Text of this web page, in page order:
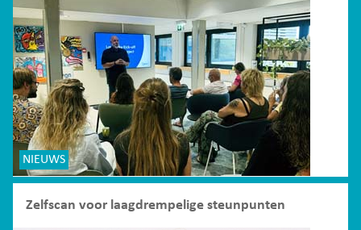
NIEUWS
Zelfscan voor laagdrempelige steunpunten